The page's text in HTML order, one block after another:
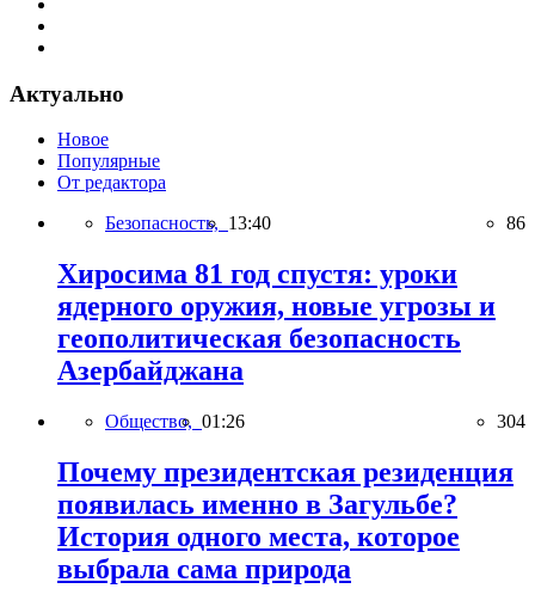
Актуально
Новое
Популярные
От редактора
Безопасность, 13:40 86
Хиросима 81 год спустя: уроки
ядерного оружия, новые угрозы и
геополитическая безопасность
Азербайджана
Общество, 01:26 304
Почему президентская резиденция
появилась именно в Загульбе?
История одного места, которое
выбрала сама природа